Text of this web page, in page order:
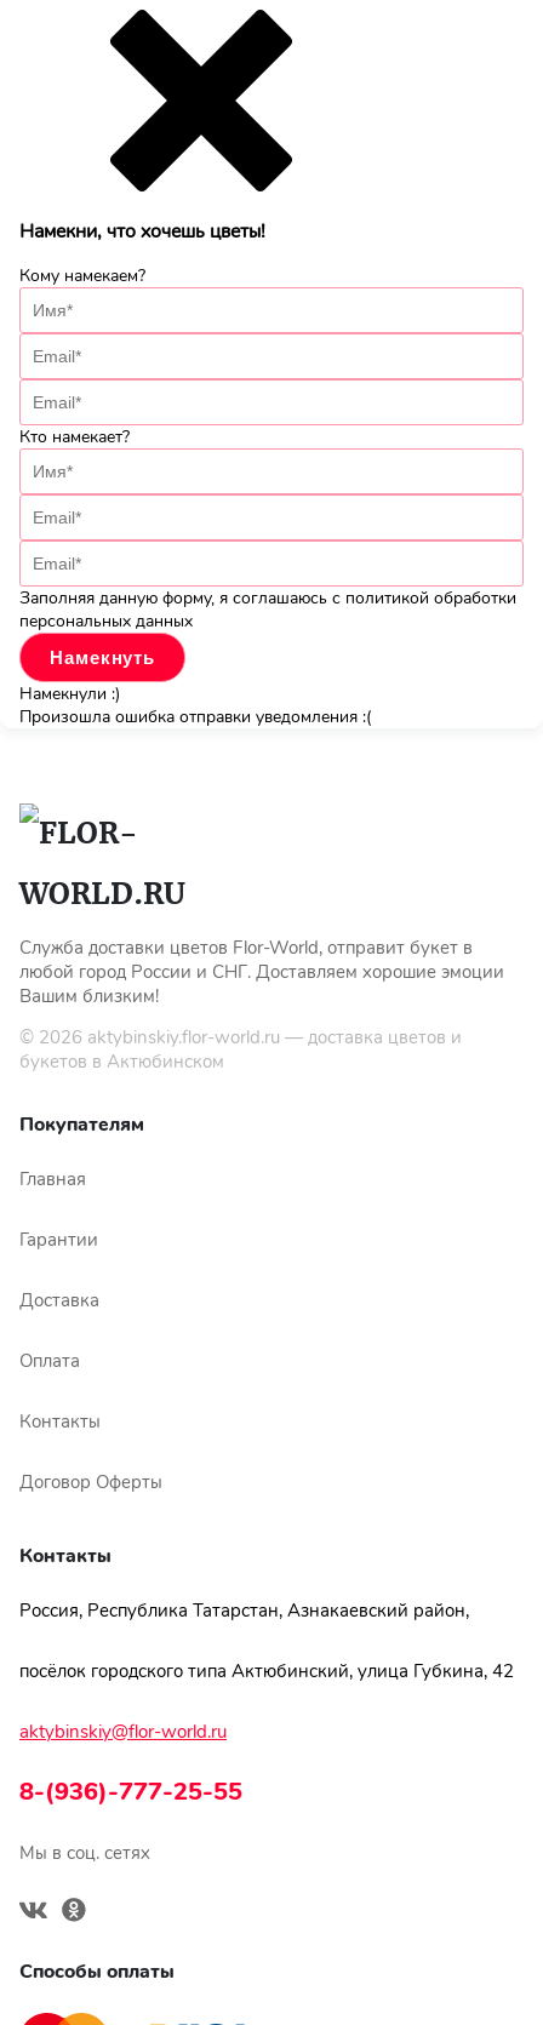
Намекни, что хочешь цветы!
Кому намекаем?
Кто намекает?
Заполняя данную форму, я соглашаюсь с политикой обработки
персональных данных
Намекнули :)
Произошла ошибка отправки уведомления :(
Служба доставки цветов Flor-World, отправит букет в
любой город России и СНГ. Доставляем хорошие эмоции
Вашим близким!
© 2026 aktybinskiy.flor-world.ru — доставка цветов и
букетов в Актюбинском
Покупателям
Главная
Гарантии
Доставка
Оплата
Контакты
Договор Оферты
Контакты
Россия, Республика Татарстан, Азнакаевский район,
посёлок городского типа Актюбинский, улица Губкина, 42
aktybinskiy@flor-world.ru
8-(936)-777-25-55
Мы в соц. сетях
Способы оплаты